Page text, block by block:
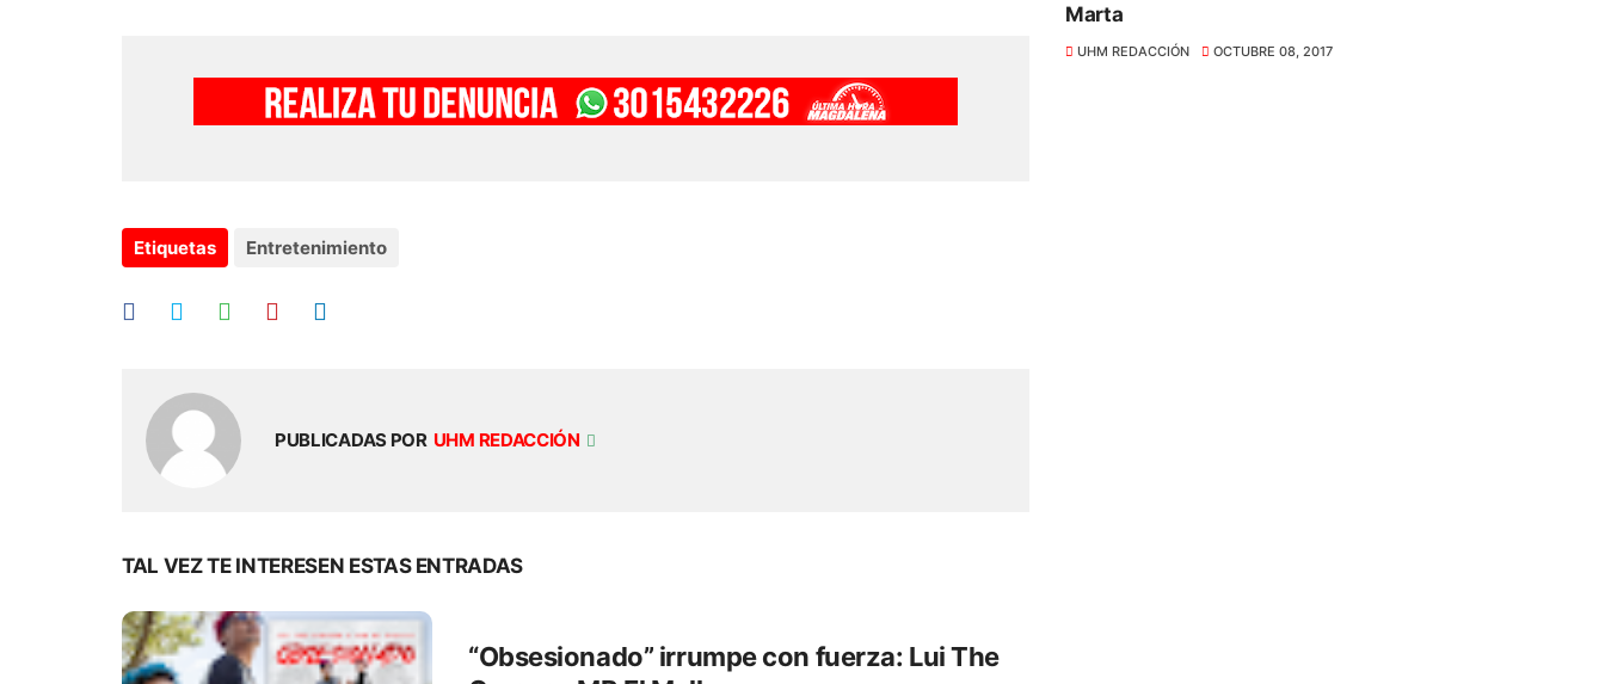
Etiquetas Entretenimiento
PUBLICADAS POR UHM REDACCIÓN
TAL VEZ TE INTERESEN ESTAS ENTRADAS
“Obsesionado” irrumpe con fuerza: Lui The
Marta
UHM REDACCIÓN OCTUBRE 08, 2017